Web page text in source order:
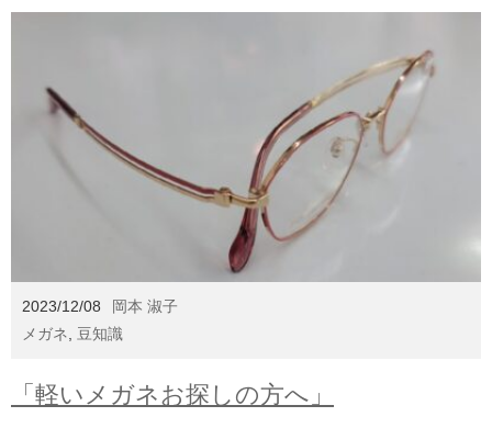
2023/12/08
岡本 淑子
メガネ, 豆知識
「軽いメガネお探しの方へ」